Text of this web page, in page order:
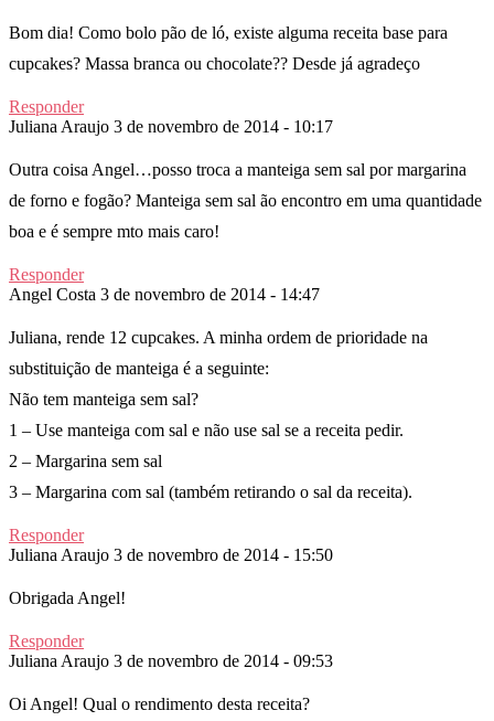
Bom dia! Como bolo pão de ló, existe alguma receita base para
cupcakes? Massa branca ou chocolate?? Desde já agradeço
Responder
Juliana Araujo 3 de novembro de 2014 - 10:17
Outra coisa Angel…posso troca a manteiga sem sal por margarina
de forno e fogão? Manteiga sem sal ão encontro em uma quantidade
boa e é sempre mto mais caro!
Responder
Angel Costa 3 de novembro de 2014 - 14:47
Juliana, rende 12 cupcakes. A minha ordem de prioridade na
substituição de manteiga é a seguinte:
Não tem manteiga sem sal?
1 – Use manteiga com sal e não use sal se a receita pedir.
2 – Margarina sem sal
3 – Margarina com sal (também retirando o sal da receita).
Responder
Juliana Araujo 3 de novembro de 2014 - 15:50
Obrigada Angel!
Responder
Juliana Araujo 3 de novembro de 2014 - 09:53
Oi Angel! Qual o rendimento desta receita?